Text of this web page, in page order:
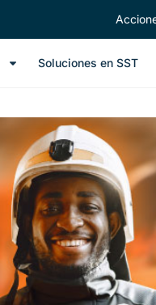
Soluciones en SST